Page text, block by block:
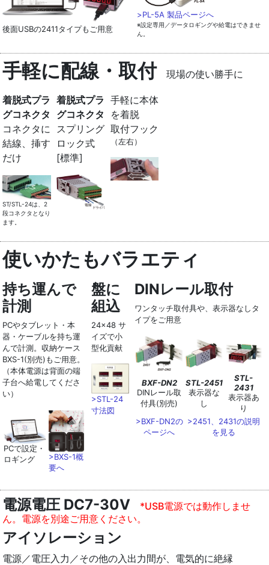
後面USBの2411タイプもご用意
>PL-5A 製品ページへ
※設定専用／データロギングや給電はできませ
ん。
手軽に配線・取付 現場の使い勝手に
着脱式プラ
グコネクタ
コネクタに
結線、挿す
だけ
ST/STL-24は、2
段コネクタとなり
ます。
着脱式プラ
グコネクタ
スプリング
ロック式
[標準]
手軽に本体
を着脱
取付フック
（左右）
使いかたもバラエティ
持ち運んで
計測
PCやタブレット・本
器・ケーブルを持ち運
んで計測。収納ケース
BXS-1(別売)もご用意。
（本体電源は背面の端
子台へ給電してくださ
い）
PCで設定・
ロギング
>BXS-1概
要へ
盤に
組込
24x48 サ
イズで小
型化貢献
>STL-24
寸法図
DINレール取付
ワンタッチ取付具や、表示器なしタ
イプをご用意
BXF-DN2
DINレール取
付具(別売)
STL-2451
表示器な
し
STL-
2431
表示器あ
り
>BXF-DN2の
ページへ
>2451、2431の説明
を見る
電源電圧 DC7-30V *USB電源では動作しませ
ん。電源を別途ご用意ください。
アイソレーション
電源／電圧入力／その他の入出力間が、電気的に絶縁